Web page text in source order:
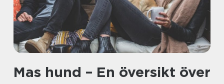
Mas hund – En översikt över